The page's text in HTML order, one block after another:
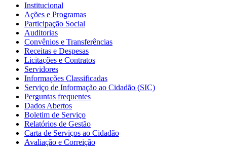
Institucional
Ações e Programas
Participação Social
Auditorias
Convênios e Transferências
Receitas e Despesas
Licitações e Contratos
Servidores
Informações Classificadas
Serviço de Informação ao Cidadão (SIC)
Perguntas frequentes
Dados Abertos
Boletim de Serviço
Relatórios de Gestão
Carta de Serviços ao Cidadão
Avaliação e Correição